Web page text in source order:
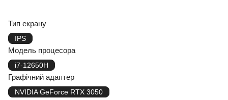
Тип екрану
IPS
Модель процесора
i7-12650H
Графічний адаптер
NVIDIA GeForce RTX 3050